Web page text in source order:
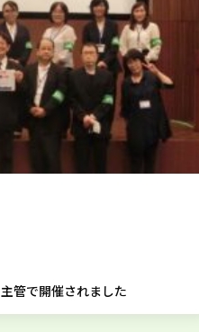
管で開催されました